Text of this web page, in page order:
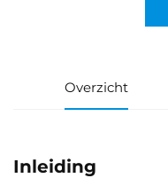
Overzicht
Inleiding